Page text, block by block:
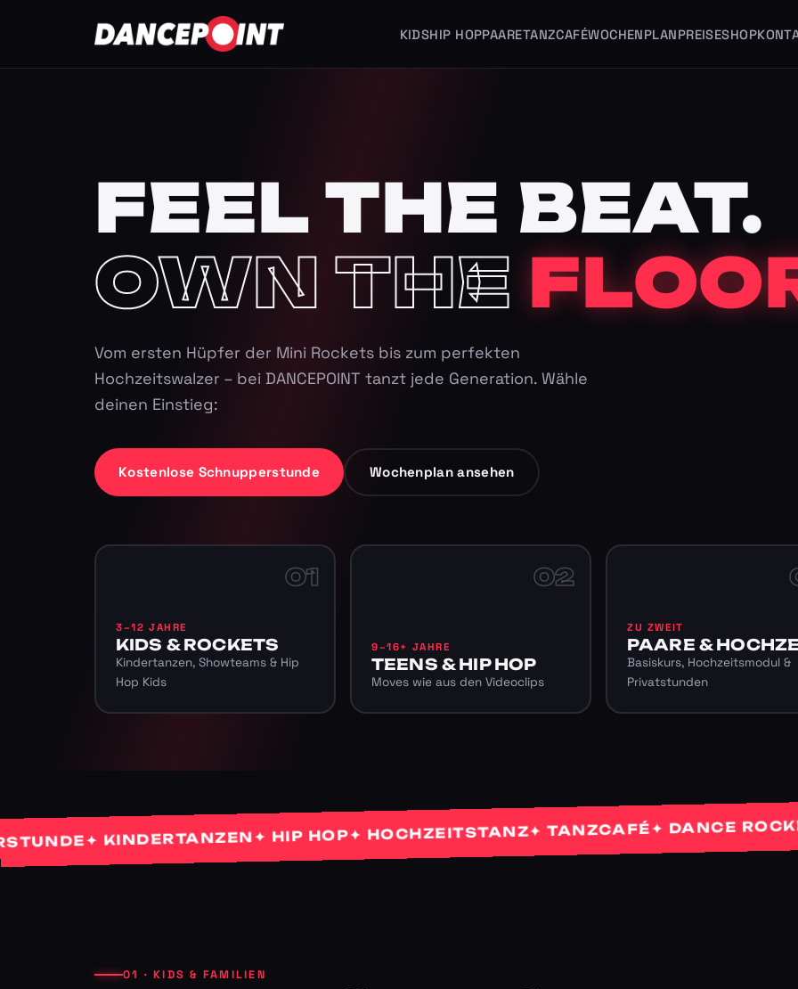
KIDSHIP HOPPAARETANZCAFÉWOCHENPLANPREISESHOP
FEEL THE BEAT.
OWN THE
Vom ersten Hüpfer der Mini Rockets bis zum perfekten
Hochzeitswalzer – bei DANCEPOINT tanzt jede Generation. Wähle
deinen Einstieg:
Kostenlose Schnupperstunde Wochenplan ansehen
01
3–12 JAHRE
KIDS & ROCKETS
Kindertanzen, Showteams & Hip
Hop Kids
02
9–16+ JAHRE
TEENS & HIP HOP
Moves wie aus den Videoclips
ZU ZWEIT
PAARE &
Basiskurs, Hochzeitsmodul &
Privatstunden
✦ KINDERTANZEN✦ HIP HOP✦ HOCHZEITSTANZ✦ TANZCAFÉ✦ DANCE ROCKETS✦
01 · KIDS & FAMILIEN